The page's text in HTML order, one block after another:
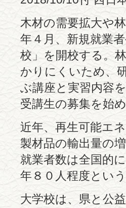
木材の需要拡大や
年４月、新規就業
校」を開校する。
かりにくいため、
ぶ講座と実習内容
受講生の募集を始
近年、再生可能エ
製材品の輸出量の
就業者数は全国的
年８０人程度という
大学校は、県と公